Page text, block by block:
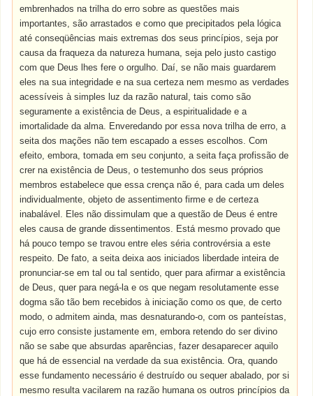
embrenhados na trilha do erro sobre as questões mais
importantes, são arrastados e como que precipitados pela lógica
até conseqüências mais extremas dos seus princípios, seja por
causa da fraqueza da natureza humana, seja pelo justo castigo
com que Deus lhes fere o orgulho. Daí, se não mais guardarem
eles na sua integridade e na sua certeza nem mesmo as verdades
acessíveis à simples luz da razão natural, tais como são
seguramente a existência de Deus, a espiritualidade e a
imortalidade da alma. Enveredando por essa nova trilha de erro, a
seita dos mações não tem escapado a esses escolhos. Com
efeito, embora, tomada em seu conjunto, a seita faça profissão de
crer na existência de Deus, o testemunho dos seus próprios
membros estabelece que essa crença não é, para cada um deles
individualmente, objeto de assentimento firme e de certeza
inabalável. Eles não dissimulam que a questão de Deus é entre
eles causa de grande dissentimentos. Está mesmo provado que
há pouco tempo se travou entre eles séria controvérsia a este
respeito. De fato, a seita deixa aos iniciados liberdade inteira de
pronunciar-se em tal ou tal sentido, quer para afirmar a existência
de Deus, quer para negá-la e os que negam resolutamente esse
dogma são tão bem recebidos à iniciação como os que, de certo
modo, o admitem ainda, mas desnaturando-o, com os panteístas,
cujo erro consiste justamente em, embora retendo do ser divino
não se sabe que absurdas aparências, fazer desaparecer aquilo
que há de essencial na verdade da sua existência. Ora, quando
esse fundamento necessário é destruído ou sequer abalado, por si
mesmo resulta vacilarem na razão humana os outros princípios da